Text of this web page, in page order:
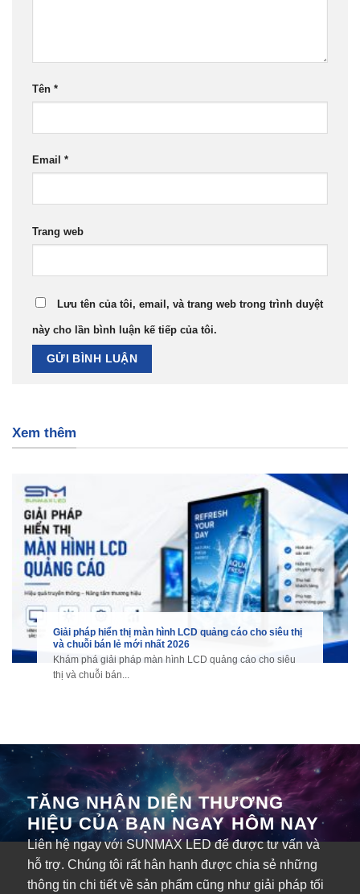
Tên *
Email *
Trang web
Lưu tên của tôi, email, và trang web trong trình duyệt
này cho lần bình luận kế tiếp của tôi.
Xem thêm
Giải pháp hiển thị màn hình LCD quảng cáo cho siêu thị
và chuỗi bán lẻ mới nhất 2026
Khám phá giải pháp màn hình LCD quảng cáo cho siêu
thị và chuỗi bán...
TĂNG NHẬN DIỆN THƯƠNG
HIỆU CỦA BẠN NGAY HÔM NAY
Liên hệ ngay với SUNMAX LED để được tư vấn và
hỗ trợ. Chúng tôi rất hân hạnh được chia sẻ những
thông tin chi tiết về sản phẩm cũng như giải pháp tối